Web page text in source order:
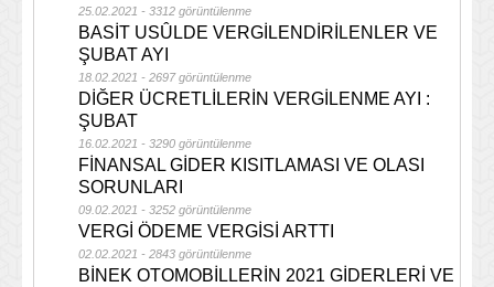
25.02.2021 - 3312 görüntülenme
BASİT USÛLDE VERGİLENDİRİLENLER VE
ŞUBAT AYI
18.02.2021 - 2697 görüntülenme
DİĞER ÜCRETLİLERİN VERGİLENME AYI :
ŞUBAT
16.02.2021 - 3290 görüntülenme
FİNANSAL GİDER KISITLAMASI VE OLASI
SORUNLARI
09.02.2021 - 3252 görüntülenme
VERGİ ÖDEME VERGİSİ ARTTI
02.02.2021 - 2843 görüntülenme
BİNEK OTOMOBİLLERİN 2021 GİDERLERİ VE